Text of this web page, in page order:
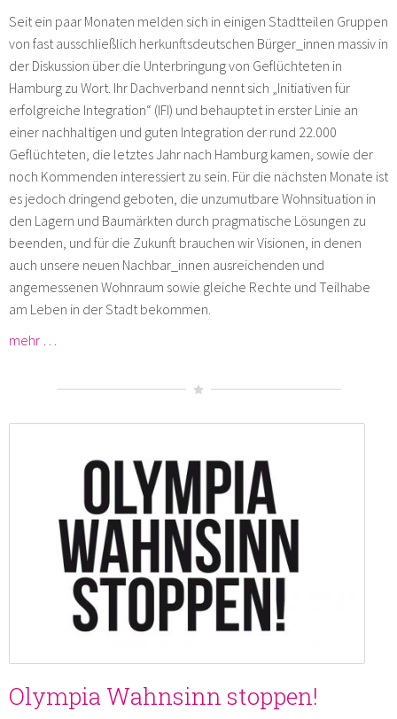
Seit ein paar Monaten melden sich in einigen Stadtteilen Gruppen
von fast ausschließlich herkunftsdeutschen Bürger_innen massiv in
der Diskussion über die Unterbringung von Geflüchteten in
Hamburg zu Wort. Ihr Dachverband nennt sich „Initiativen für
erfolgreiche Integration“ (IFI) und behauptet in erster Linie an
einer nachhaltigen und guten Integration der rund 22.000
Geflüchteten, die letztes Jahr nach Hamburg kamen, sowie der
noch Kommenden interessiert zu sein. Für die nächsten Monate ist
es jedoch dringend geboten, die unzumutbare Wohnsituation in
den Lagern und Baumärkten durch pragmatische Lösungen zu
beenden, und für die Zukunft brauchen wir Visionen, in denen
auch unsere neuen Nachbar_innen ausreichenden und
angemessenen Wohnraum sowie gleiche Rechte und Teilhabe
am Leben in der Stadt bekommen.
mehr …
Olympia Wahnsinn stoppen!